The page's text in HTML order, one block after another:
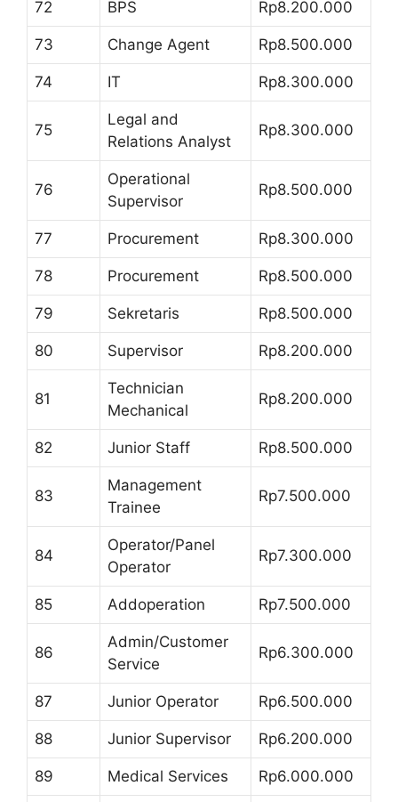
72 BPS Rp8.200.000
73 Change Agent Rp8.500.000
74 IT Rp8.300.000
75
Legal and
Relations Analyst
Rp8.300.000
76
Operational
Supervisor
Rp8.500.000
77 Procurement Rp8.300.000
78 Procurement Rp8.500.000
79 Sekretaris Rp8.500.000
80 Supervisor Rp8.200.000
81
Technician
Mechanical
Rp8.200.000
82 Junior Staff Rp8.500.000
83
Management
Trainee
Rp7.500.000
84
Operator/Panel
Operator
Rp7.300.000
85 Addoperation Rp7.500.000
86
Admin/Customer
Service
Rp6.300.000
87 Junior Operator Rp6.500.000
88 Junior Supervisor Rp6.200.000
89 Medical Services Rp6.000.000